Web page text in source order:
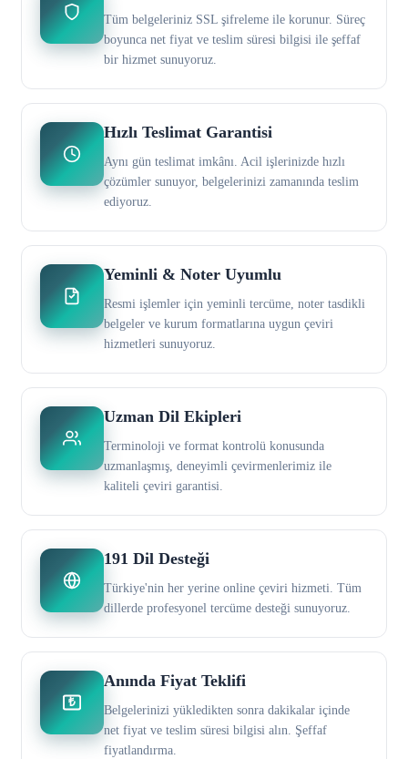
Tüm belgeleriniz SSL şifreleme ile korunur. Süreç
boyunca net fiyat ve teslim süresi bilgisi ile şeffaf
bir hizmet sunuyoruz.
Hızlı Teslimat Garantisi
Aynı gün teslimat imkânı. Acil işlerinizde hızlı
çözümler sunuyor, belgelerinizi zamanında teslim
ediyoruz.
Yeminli & Noter Uyumlu
Resmi işlemler için yeminli tercüme, noter tasdikli
belgeler ve kurum formatlarına uygun çeviri
hizmetleri sunuyoruz.
Uzman Dil Ekipleri
Terminoloji ve format kontrolü konusunda
uzmanlaşmış, deneyimli çevirmenlerimiz ile
kaliteli çeviri garantisi.
191 Dil Desteği
Türkiye'nin her yerine online çeviri hizmeti. Tüm
dillerde profesyonel tercüme desteği sunuyoruz.
₺
Anında Fiyat Teklifi
Belgelerinizi yükledikten sonra dakikalar içinde
net fiyat ve teslim süresi bilgisi alın. Şeffaf
fiyatlandırma.